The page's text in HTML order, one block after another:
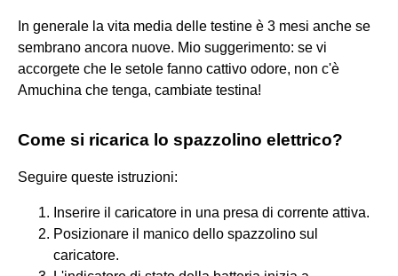
In generale la vita media delle testine è 3 mesi anche se
sembrano ancora nuove. Mio suggerimento: se vi
accorgete che le setole fanno cattivo odore, non c'è
Amuchina che tenga, cambiate testina!
Come si ricarica lo spazzolino elettrico?
Seguire queste istruzioni:
Inserire il caricatore in una presa di corrente attiva.
Posizionare il manico dello spazzolino sul
caricatore.